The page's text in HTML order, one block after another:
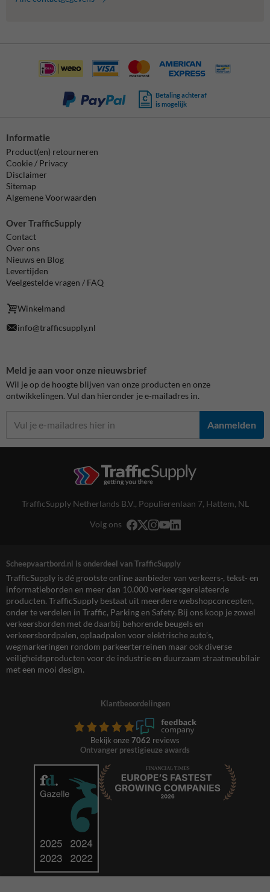
Betaling achteraf
is mogelijk
Informatie
Product(en) retourneren
Cookie / Privacy
Disclaimer
Sitemap
Algemene Voorwaarden
Over TrafficSupply
Contact
Over ons
Nieuws en Blog
Levertijden
Veelgestelde vragen / FAQ
Winkelmand
info@trafficsupply.nl
Meld je aan voor onze nieuwsbrief
Wil je op de hoogte blijven van onze producten en onze
ontwikkelingen. Vul dan hieronder je e-mailadres in.
Aanmelden
TrafficSupply Netherlands B.V., Populierenlaan 7, Hattem, NL
Volg ons
Scheepvaartbord.nl is onderdeel van TrafficSupply
TrafficSupply is dé grootste online aanbieder van verkeers-, tekst- en
informatieborden en meer dan 10.000 verkeersgerelateerde
producten. TrafficSupply bestaat uit meerdere webshopconcepten,
onder te verdelen in Traffic, Parking en Safety. Bij ons koop je zowel
verkeersborden met de daarbij behorende beugels en
verkeersbordpalen, oplaadpalen voor elektrische auto’s,
wegmarkeringen rondom parkeerterreinen maar ook diverse
veiligheidsproducten voor de industrie en duurzaam straatmeubilair
met een mooi design.
Klantbeoordelingen
Bekijk onze 7062 reviews
Ontvanger prestigieuze awards